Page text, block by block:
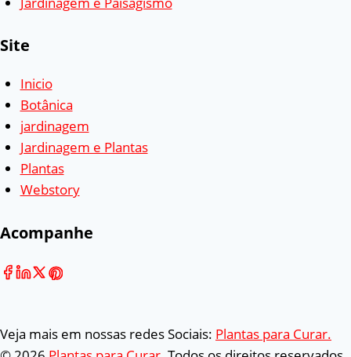
Site
Inicio
Botânica
jardinagem
Jardinagem e Plantas
Plantas
Webstory
Acompanhe
Veja mais em nossas redes Sociais: Plantas para Curar.